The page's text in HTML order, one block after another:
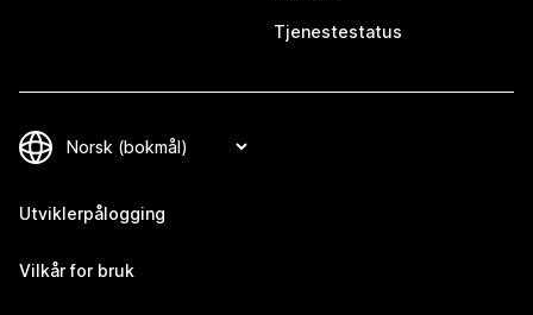
Tjenestestatus
Utviklerpålogging
Vilkår for bruk